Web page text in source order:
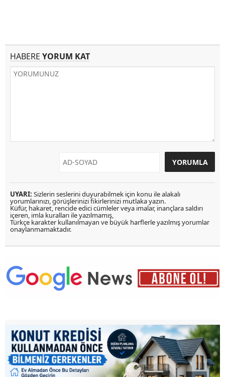
HABERE YORUM KAT
UYARI: Sizlerin seslerini duyurabilmek için konu ile alakalı
yorumlarınızı, görüşlerinizi fikirlerinizi mutlaka yazın.
Küfür, hakaret, rencide edici cümleler veya imalar, inançlara saldırı
içeren, imla kuralları ile yazılmamış,
Türkçe karakter kullanılmayan ve büyük harflerle yazılmış yorumlar
onaylanmamaktadır.